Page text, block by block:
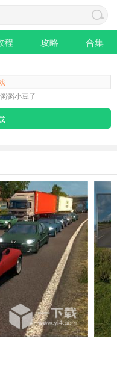
程 攻略 合集
粥粥小豆子